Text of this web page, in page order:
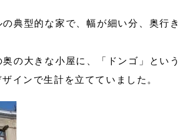
典型的な家で、幅が細い分、奥行
の大きな小屋に、「ドンゴ」とい
インで生計を立てていました。